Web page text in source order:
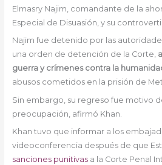
Elmasry Najim, comandante de la
Especial de Disuasión, y su
Najim fue detenido por las
una orden de detención de la Corte,
guerra y crímenes contra la
abusos cometidos en la prisión de
Sin embargo, su regreso fue motivo
preocupación, afirmó Khan.
Khan tuvo que informar a los
videoconferencia después de que
sanciones punitivasa la Corte Penal